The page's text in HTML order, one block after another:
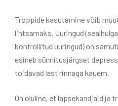
Troppide kasutamine võib
lihtsamaks. Uuringud
kontrollitud uuringud) on
esineb sünnitusjärgset
toidavad last rinnaga kauem.
On oluline, et lapsekandjaid ja